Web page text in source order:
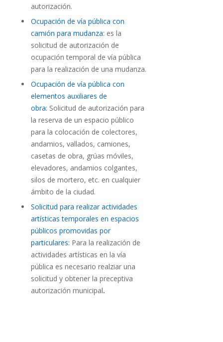
autorización.
Ocupación de vía pública con
camión para mudanza: es la
solicitud de autorización de
ocupación temporal de vía pública
para la realización de una mudanza.
Ocupación de vía pública con
elementos auxiliares de
obra: Solicitud de autorización para
la reserva de un espacio público
para la colocación de colectores,
andamios, vallados, camiones,
casetas de obra, grúas móviles,
elevadores, andamios colgantes,
silos de mortero, etc. en cualquier
ámbito de la ciudad.
Solicitud para realizar actividades
artísticas temporales en espacios
públicos promovidas por
particulares: Para la realización de
actividades artísticas en la vía
pública es necesario realziar una
solicitud y obtener la preceptiva
autorización municipal.